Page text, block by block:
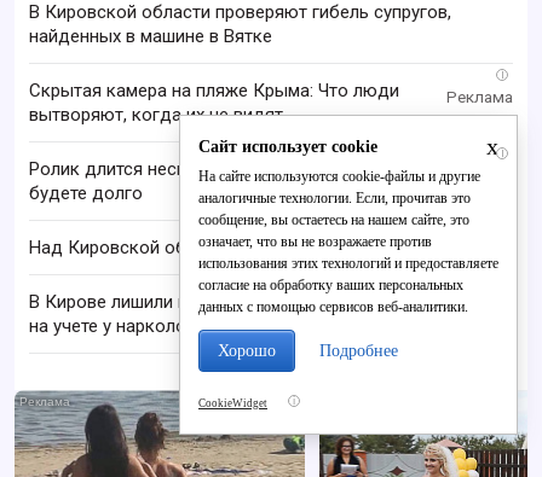
В Кировской области проверяют гибель супругов,
найденных в машине в Вятке
i
Скрытая камера на пляже Крыма: Что люди
вытворяют, когда их не видят...
i
Ролик длится несколько секунд, а смеяться вы
будете долго
Над Кировской областью сбили БПЛА
В Кирове лишили водительских прав состоящего
на учете у нарколога мужчину
i
x
Сайт использует cookie
На сайте используются cookie-файлы и другие
аналогичные технологии. Если, прочитав это
сообщение, вы остаетесь на нашем сайте, это
означает, что вы не возражаете против
использования этих технологий и предоставляете
согласие на обработку ваших персональных
данных с помощью сервисов веб-аналитики.
Хорошо Подробнее
CookieWidget